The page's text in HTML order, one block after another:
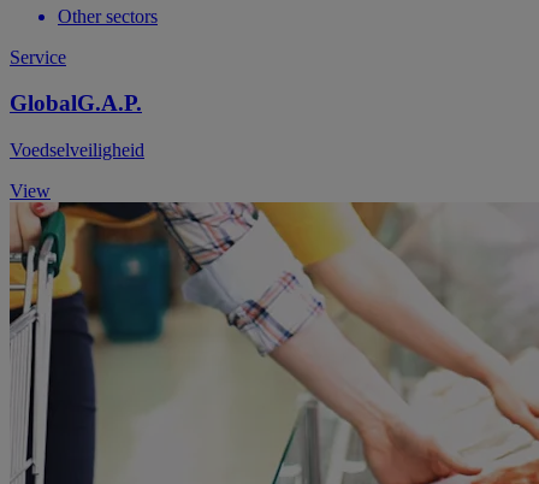
Other sectors
Service
GlobalG.A.P.
Voedselveiligheid
View